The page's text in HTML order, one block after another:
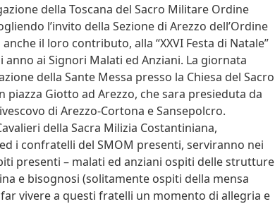
della Toscana del Sacro Militare Ordine
l’invito della Sezione di Arezzo dell’Ordine
il loro contributo, alla “XXVI Festa di Natale”
ai Signori Malati ed Anziani. La giornata
della Sante Messa presso la Chiesa del Sacro
piazza Giotto ad Arezzo, che sara presieduta da
di Arezzo-Cortona e Sansepolcro.
della Sacra Milizia Costantiniana,
i confratelli del SMOM presenti, serviranno nei
presenti – malati ed anziani ospiti delle strutture
e bisognosi (solitamente ospiti della mensa
vivere a questi fratelli un momento di allegria e